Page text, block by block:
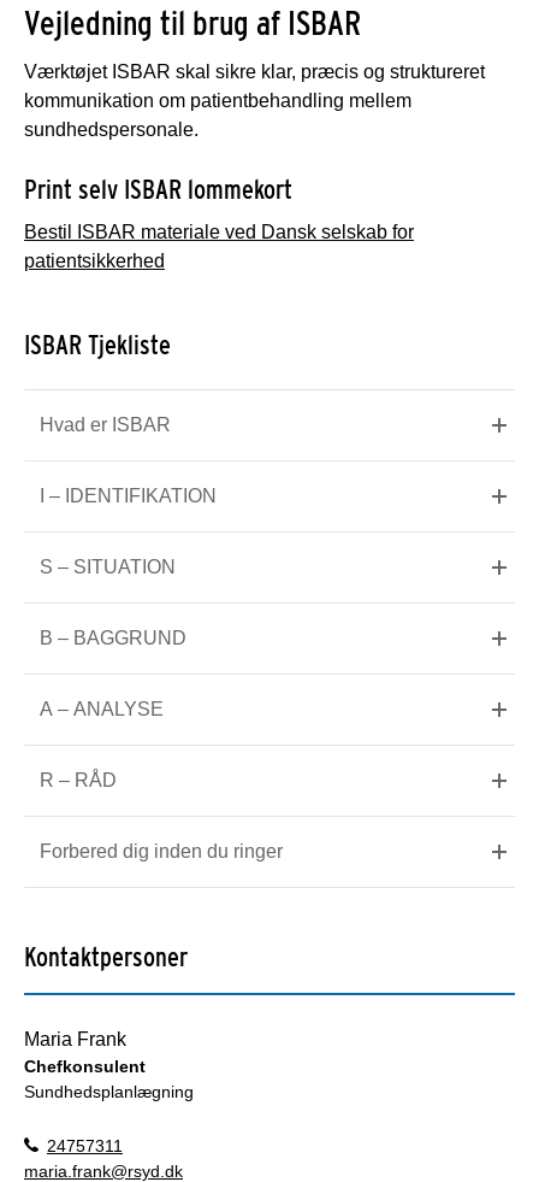
Vejledning til brug af ISBAR
Værktøjet ISBAR skal sikre klar, præcis og struktureret
kommunikation om patientbehandling mellem
sundhedspersonale.
Print selv ISBAR lommekort
Bestil ISBAR materiale ved Dansk selskab for
patientsikkerhed
ISBAR Tjekliste
Hvad er ISBAR
I – IDENTIFIKATION
S – SITUATION
B – BAGGRUND
A – ANALYSE
R – RÅD
Forbered dig inden du ringer
Kontaktpersoner
Maria Frank
Chefkonsulent
Sundhedsplanlægning
24757311
maria.frank@rsyd.dk